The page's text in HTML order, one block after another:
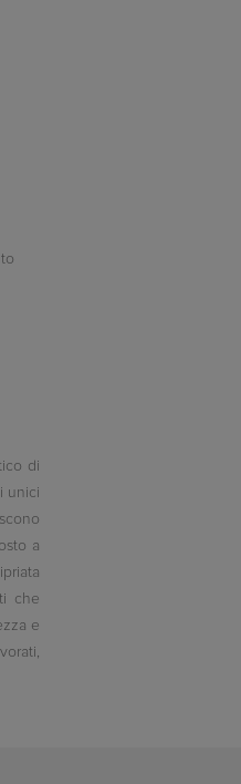
di
unici
a
che
e